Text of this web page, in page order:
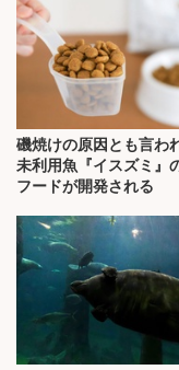
磯焼けの原因とも言わ
未利用魚『イスズミ』
フードが開発される